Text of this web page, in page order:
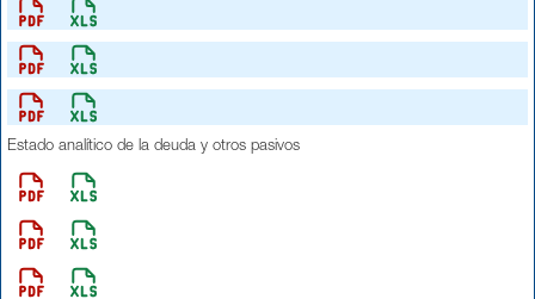
Estado analítico de la deuda y otros pasivos